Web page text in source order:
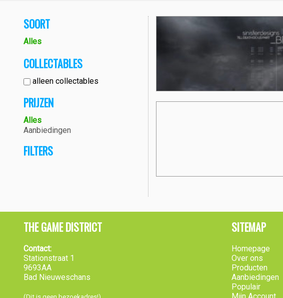
SOORT
Alles
COLLECTABLES
alleen collectables
PRIJZEN
Alles
Aanbiedingen
FILTERS
THE GAME DISTRICT
Contact:
Stationstraat 1
9693AA
Bad Nieuweschans
SITEMAP
Homepage
Over ons
Producten
Aanbiedingen
Populair